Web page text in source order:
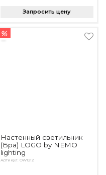
Запросить цену
%
Настенный светильник
(Бра) LOGO by NEMO
lighting
Артикул: OW1212